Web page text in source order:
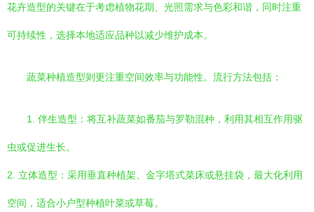
花卉造型的关键在于考虑植物花期、光照需求与色彩和谐，同时注重
可持续性，选择本地适应品种以减少维护成本。
蔬菜种植造型则更注重空间效率与功能性。流行方法包括：
1. 伴生造型：将互补蔬菜如番茄与罗勒混种，利用其相互作用驱
虫或促进生长。
2. 立体造型：采用垂直种植架、金字塔式菜床或悬挂袋，最大化利用
空间，适合小户型种植叶菜或草莓。